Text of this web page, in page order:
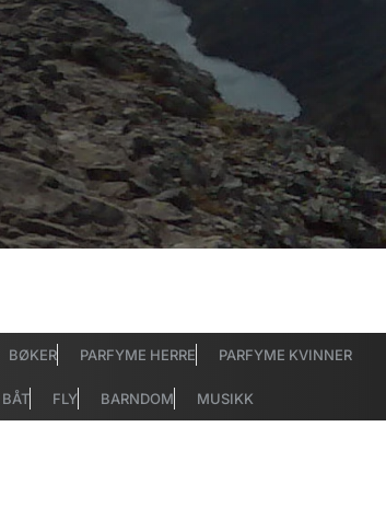
BØKER PARFYME HERRE PARFYME KVINNER
BÅT FLY BARNDOM MUSIKK